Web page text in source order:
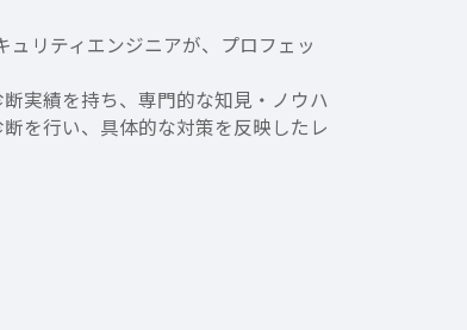
リティエンジニアが、プロフェッ
実績を持ち、専門的な知見・ノウハ
を行い、具体的な対策を反映したレ